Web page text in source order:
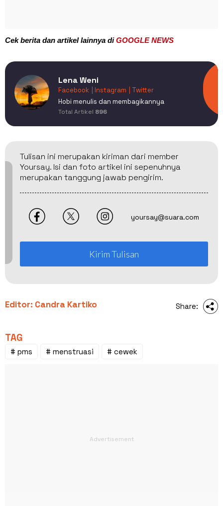
Cek berita dan artikel lainnya diGOOGLE NEWS
Lena Weni
Facebook | Instagram
| Twitter
Hobi menulis dan membagikannya
Total Artikel 896
Tulisan ini merupakan kiriman dari member
Yoursay. Isi dan foto artikel ini sepenuhnya
merupakan tanggung jawab pengirim.
yoursay@suara.com
Kirim Tulisan
Editor: Candra Kartiko Share:
TAG
# pms # menstruasi # cewek